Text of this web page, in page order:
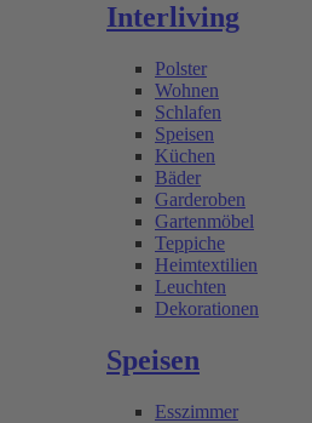
Interliving
Polster
Wohnen
Schlafen
Speisen
Küchen
Bäder
Garderoben
Gartenmöbel
Teppiche
Heimtextilien
Leuchten
Dekorationen
Speisen
Esszimmer